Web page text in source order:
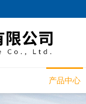
产品中心